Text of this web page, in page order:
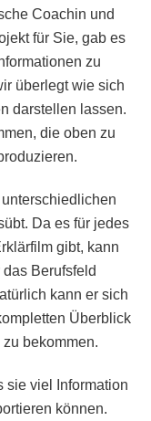
Coachin und
für Sie, gab es
zu
überlegt wie sich
darstellen lassen.
die oben zu
Da es für jedes
gibt, kann
Berufsfeld
kann er sich
Überblick
bekommen.
sie viel Information
können.